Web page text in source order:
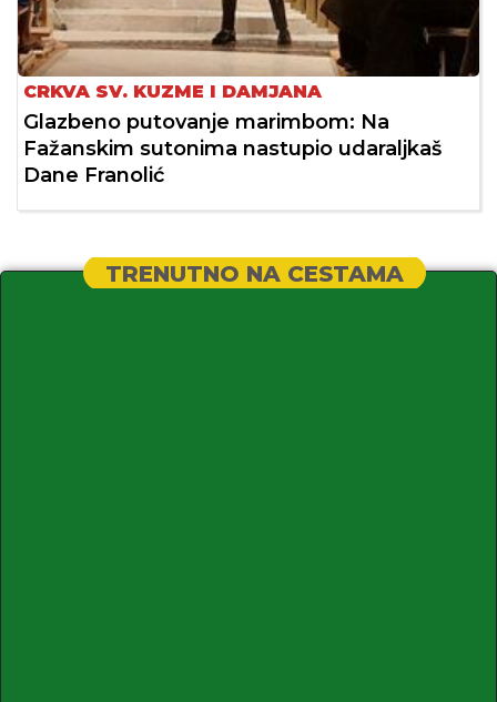
CRKVA SV. KUZME I DAMJANA
Glazbeno putovanje marimbom: Na
Fažanskim sutonima nastupio udaraljkaš
Dane Franolić
TRENUTNO NA CESTAMA